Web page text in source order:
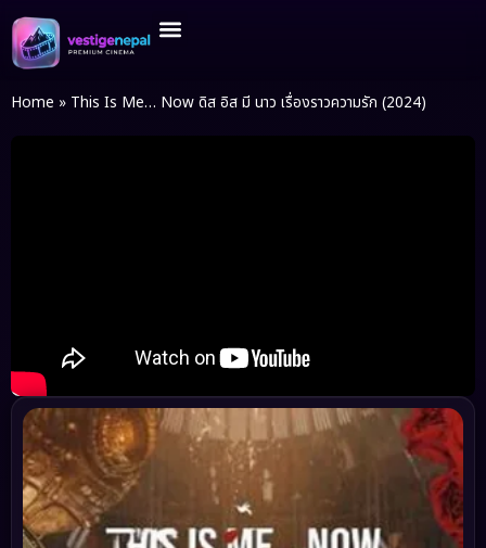
Home » This Is Me… Now ดิส อิส มี นาว เรื่องราวความรัก (2024)